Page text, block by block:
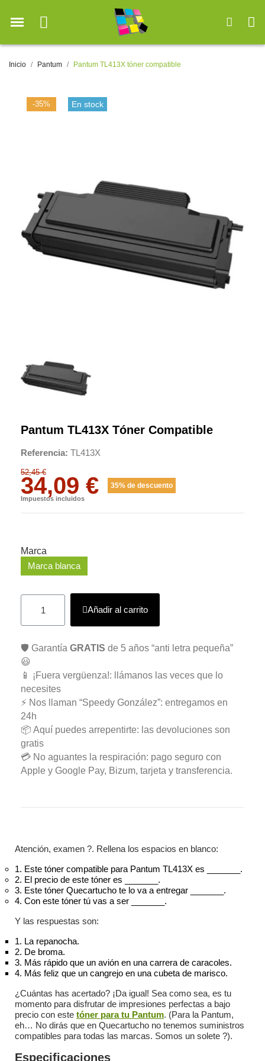
Inicio Pantum Pantum TL413X tóner compatible
-35% En stock
Pantum TL413X Tóner Compatible
Referencia TL413X
52,45 €
34,09 € 35% de descuento
Impuestos incluidos
Marca
Marca blanca
Añadir al carrito
🛡️ Garantía GRATIS de 5 años “anti letra pequeña”
😃
📱 ¡Fuera vergüenza!: llámanos las veces que lo
necesites
⚡ Nos llaman “Speedy González”: entregamos en
24h
📦 Aquí puedes arrepentirte: las devoluciones son
gratis
💳 No aguantes la respiración: pago seguro con
Apple y Google Pay, Bizum, tarjeta y transferencia.
Atención, examen ?. Rellena los espacios en blanco:
1. Este tóner compatible para Pantum TL413X es _______.
2. El precio de este tóner es _______.
3. Este tóner Quecartucho te lo va a entregar _______.
4. Con este tóner tú vas a ser _______.
Y las respuestas son:
1. La repanocha.
2. De broma.
3. Más rápido que un avión en una carrera de caracoles.
4. Más feliz que un cangrejo en una cubeta de marisco.
¿Cuántas has acertado? ¡Da igual! Sea como sea, es tu
momento para disfrutar de impresiones perfectas a bajo
precio con este tóner para tu Pantum. (Para la Pantum,
eh… No dirás que en Quecartucho no tenemos suministros
compatibles para todas las marcas. Somos un solete ?).
Especificaciones